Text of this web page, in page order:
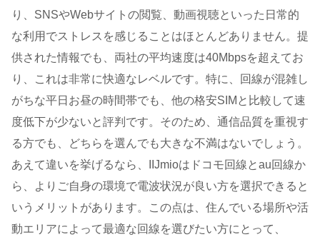
り、SNSやWebサイトの閲覧、動画視聴といった日常的
な利用でストレスを感じることはほとんどありません。提
供された情報でも、両社の平均速度は40Mbpsを超えてお
り、これは非常に快適なレベルです。特に、回線が混雑し
がちな平日お昼の時間帯でも、他の格安SIMと比較して速
度低下が少ないと評判です。そのため、通信品質を重視す
る方でも、どちらを選んでも大きな不満はないでしょう。
あえて違いを挙げるなら、IIJmioはドコモ回線とau回線か
ら、よりご自身の環境で電波状況が良い方を選択できると
いうメリットがあります。この点は、住んでいる場所や活
動エリアによって最適な回線を選びたい方にとって、